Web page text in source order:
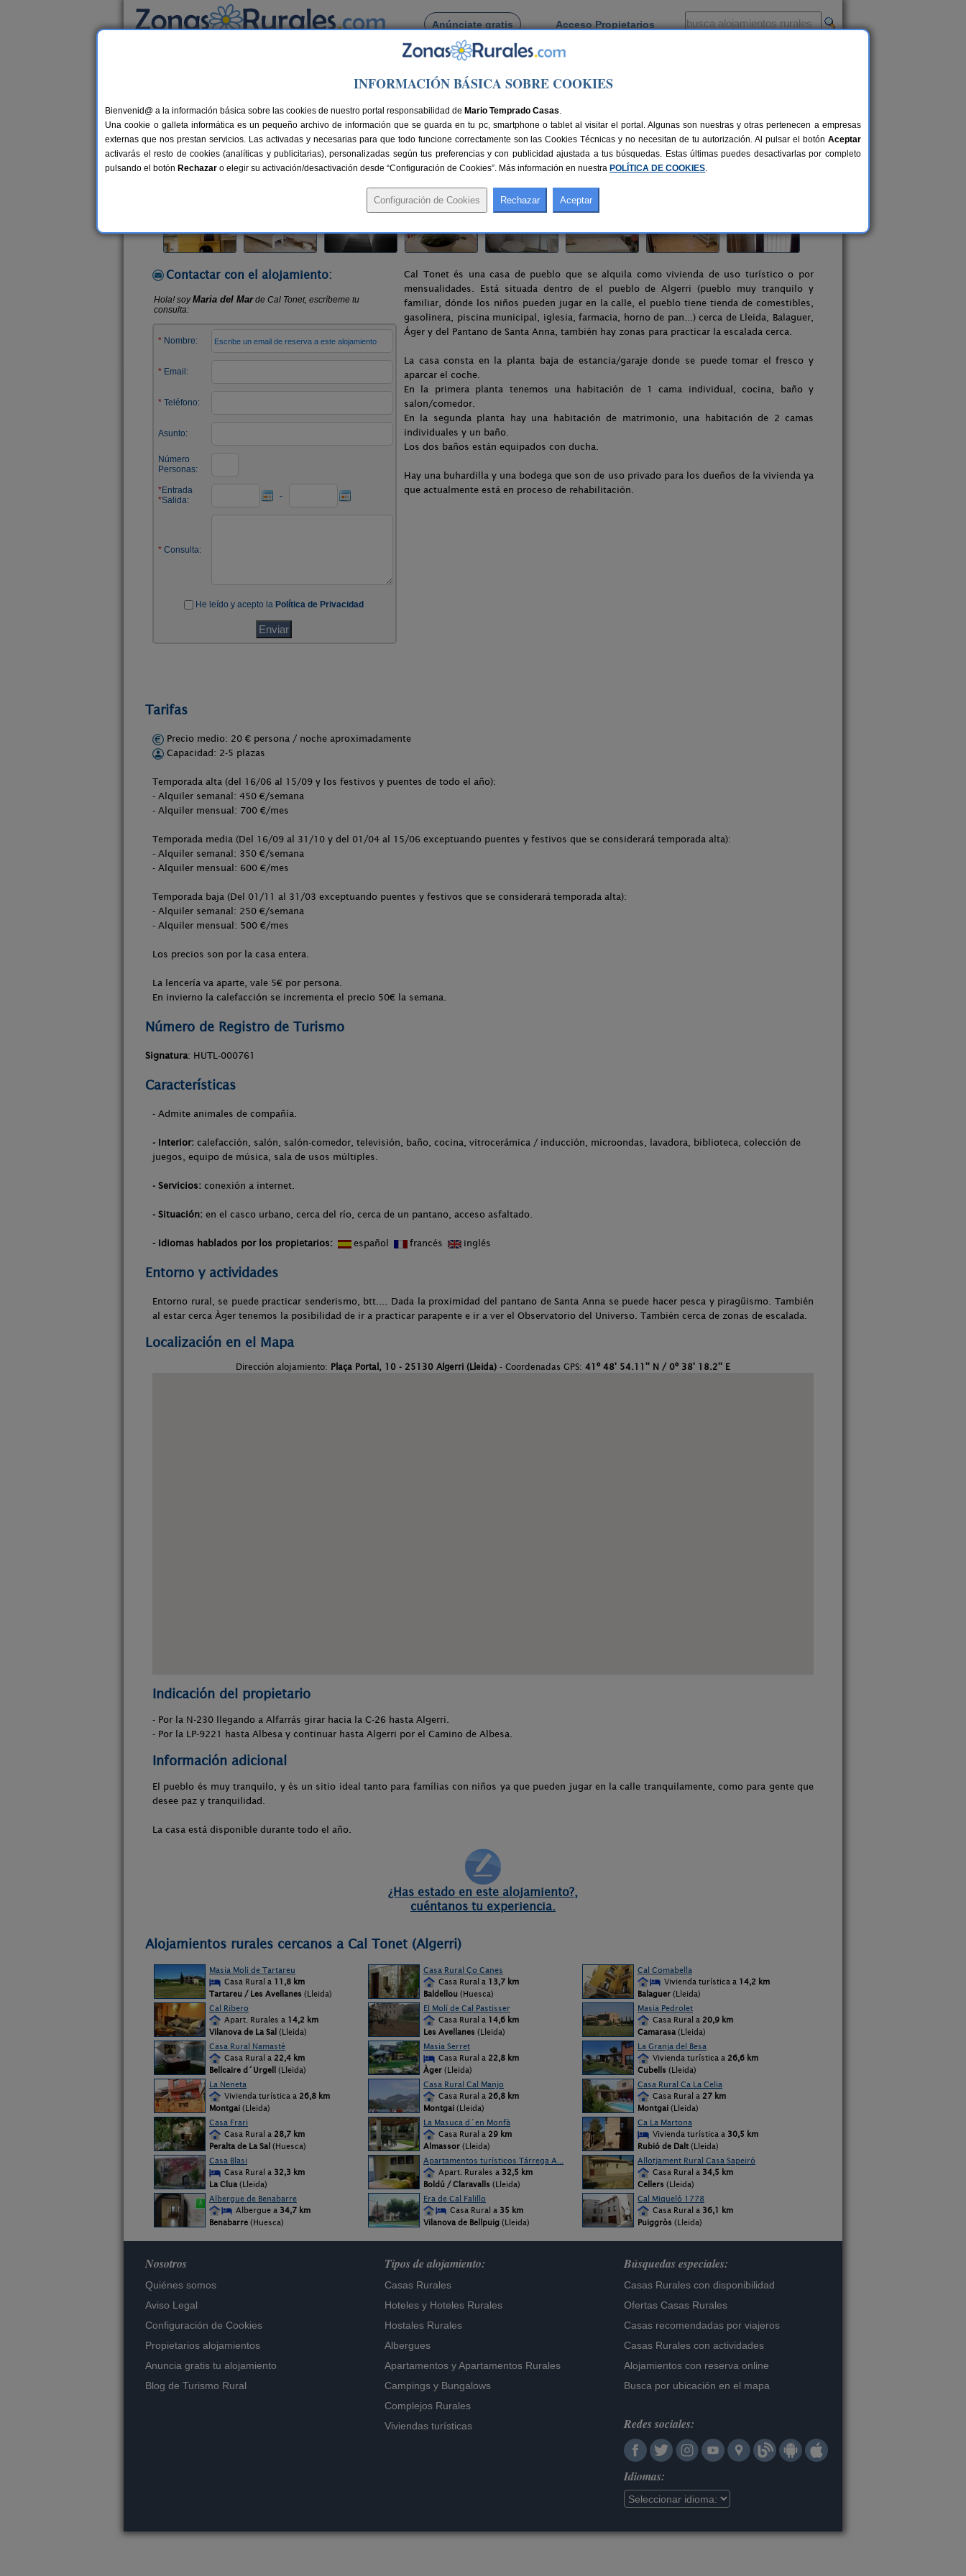
Anúnciate gratis Acceso Propietarios
Busca por pueblo
> Cal Tonet
Cal Tonet
Vivienda turística en Algerri (Lleida)
Alquiler completo 2-5 plazas 25 km de Lleida Compartir:
Contactar con el alojamiento:
Cal Tonet és una casa de pueblo que se alquila como vivienda de uso turístico o por
mensualidades. Está situada dentro de el pueblo de Algerri (pueblo muy tranquilo y
familiar, dónde los niños pueden jugar en la calle, el pueblo tiene tienda de comestibles,
gasolinera, piscina municipal, iglesia, farmacia, horno de pan...) cerca de Lleida, Balaguer,
Áger y del Pantano de Santa Anna, también hay zonas para practicar la escalada cerca.
La casa consta en la planta baja de estancia/garaje donde se puede tomar el fresco y
aparcar el coche.
En la primera planta tenemos una habitación de 1 cama individual, cocina, baño y
salon/comedor.
En la segunda planta hay una habitación de matrimonio, una habitación de 2 camas
individuales y un baño.
Los dos baños están equipados con ducha.
Hay una buhardilla y una bodega que son de uso privado para los dueños de la vivienda ya
que actualmente está en proceso de rehabilitación.
Tarifas
Precio medio: 20 € persona / noche aproximadamente
Capacidad: 2-5 plazas
Temporada alta (del 16/06 al 15/09 y los festivos y puentes de todo el año):
- Alquiler semanal: 450 €/semana
- Alquiler mensual: 700 €/mes
Temporada media (Del 16/09 al 31/10 y del 01/04 al 15/06 exceptuando puentes y festivos que se considerará temporada alta):
- Alquiler semanal: 350 €/semana
- Alquiler mensual: 600 €/mes
Temporada baja (Del 01/11 al 31/03 exceptuando puentes y festivos que se considerará temporada alta):
- Alquiler semanal: 250 €/semana
- Alquiler mensual: 500 €/mes
Los precios son por la casa entera.
La lencería va aparte, vale 5€ por persona.
En invierno la calefacción se incrementa el precio 50€ la semana.
Número de Registro de Turismo
Signatura: HUTL-000761
Características
- Admite animales de compañía.
- Interior: calefacción, salón, salón-comedor, televisión, baño, cocina, vitrocerámica / inducción, microondas, lavadora, biblioteca, colección de
juegos, equipo de música, sala de usos múltiples.
- Servicios: conexión a internet.
- Situación: en el casco urbano, cerca del río, cerca de un pantano, acceso asfaltado.
- Idiomas hablados por los propietarios: español francés inglés
Entorno y actividades
Entorno rural, se puede practicar senderismo, btt.... Dada la proximidad del pantano de Santa Anna se puede hacer pesca y piragüismo. También
al estar cerca Àger tenemos la posibilidad de ir a practicar parapente e ir a ver el Observatorio del Universo. También cerca de zonas de escalada.
Localización en el Mapa
Dirección alojamiento: Plaça Portal, 10 - 25130 Algerri (Lleida) - Coordenadas GPS: 41º 48' 54.11'' N / 0º 38' 18.2'' E
Indicación del propietario
- Por la N-230 llegando a Alfarrás girar hacia la C-26 hasta Algerri.
- Por la LP-9221 hasta Albesa y continuar hasta Algerri por el Camino de Albesa.
Información adicional
El pueblo és muy tranquilo, y és un sitio ideal tanto para famílias con niños ya que pueden jugar en la calle tranquilamente, como para gente que
desee paz y tranquilidad.
La casa está disponible durante todo el año.
¿Has estado en este alojamiento?,
cuéntanos tu experiencia.
Alojamientos rurales cercanos a Cal Tonet (Algerri)
Masia Moli de Tartareu
Casa Rural a 11,8 km
Tartareu / Les Avellanes (Lleida)
Casa Rural Ço Canes
Casa Rural a 13,7 km
Baldellou (Huesca)
Cal Comabella
Vivienda turística a 14,2 km
Balaguer (Lleida)
Cal Ribero
Apart. Rurales a 14,2 km
Vilanova de La Sal (Lleida)
El Molí de Cal Pastisser
Casa Rural a 14,6 km
Les Avellanes (Lleida)
Masia Pedrolet
Casa Rural a 20,9 km
Camarasa (Lleida)
Casa Rural Namasté
Casa Rural a 22,4 km
Bellcaire d´Urgell
(Lleida)
Masia Serret
Casa Rural a 22,8 km
Àger (Lleida)
La Granja del Besa
Vivienda turística a 26,6 km
Cubells (Lleida)
La Neneta
Vivienda turística a 26,8 km
Montgai (Lleida)
Casa Rural Cal Manjo
Casa Rural a 26,8 km
Montgai (Lleida)
Casa Rural Ca La Celia
Casa Rural a 27 km
Montgai (Lleida)
Casa Frari
Casa Rural a 28,7 km
Peralta de La Sal (Huesca)
La Masuca d´en Monfà
Casa Rural a 29 km
Almassor (Lleida)
Ca La Martona
Vivienda turística a 30,5 km
Rubió de Dalt (Lleida)
Casa Blasi
Casa Rural a 32,3 km
La Clua (Lleida)
Apartamentos turísticos Tárrega A...
Apart. Rurales a 32,5 km
Boldú / Claravalls (Lleida)
Allotjament Rural Casa Sapeiró
Casa Rural a 34,5 km
Cellers (Lleida)
Albergue de Benabarre
Albergue a 34,7 km
Benabarre (Huesca)
Era de Cal Falillo
Casa Rural a 35 km
Vilanova de Bellpuig (Lleida)
Cal Miqueló 1778
Casa Rural a 36,1 km
Puiggròs (Lleida)
Nosotros
Quiénes somos
Aviso Legal
Configuración de Cookies
Propietarios alojamientos
Anuncia gratis tu alojamiento
Blog de Turismo Rural
Tipos de alojamiento:
Casas Rurales
Hoteles y Hoteles Rurales
Hostales Rurales
Albergues
Apartamentos yApartamentos Rurales
Campings y Bungalows
Complejos Rurales
Viviendas turísticas
Búsquedas especiales:
Casas Rurales con disponibilidad
Ofertas Casas Rurales
Casas recomendadas por viajeros
Casas Rurales con actividades
Alojamientos con reserva online
Busca por ubicación en el mapa
Redes sociales:
Idiomas:
INFORMACIÓN BÁSICA SOBRE COOKIES
Bienvenid@ a la información básica sobre las cookies de nuestro portal responsabilidad de Mario Temprado Casas.
Una cookie o galleta informática es un pequeño archivo de información que se guarda en tu pc, smartphone o tablet al visitar el portal. Algunas son nuestras y otras pertenecen a empresas
externas que nos prestan servicios. Las activadas y necesarias para que todo funcione correctamente son las Cookies Técnicas y no necesitan de tu autorización. Al pulsar el botón Aceptar
activarás el resto de cookies (analíticas y publicitarias), personalizadas según tus preferencias y con publicidad ajustada a tus búsquedas. Estas últimas puedes desactivarlas por completo
pulsando el botón Rechazar o elegir su activación/desactivación desde “Configuración de Cookies”. Más información en nuestra POLÍTICA DE COOKIES.